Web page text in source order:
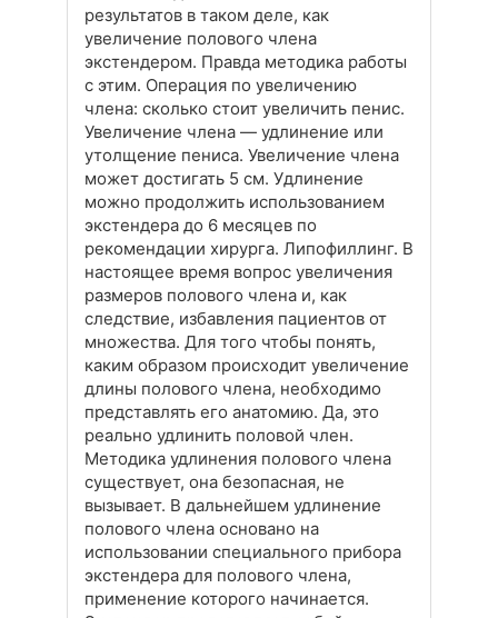
результатов в таком деле, как
увеличение полового члена
экстендером. Правда методика работы
с этим. Операция по увеличению
члена: сколько стоит увеличить пенис.
Увеличение члена — удлинение или
утолщение пениса. Увеличение члена
может достигать 5 см. Удлинение
можно продолжить использованием
экстендера до 6 месяцев по
рекомендации хирурга. Липофиллинг. В
настоящее время вопрос увеличения
размеров полового члена и, как
следствие, избавления пациентов от
множества. Для того чтобы понять,
каким образом происходит увеличение
длины полового члена, необходимо
представлять его анатомию. Да, это
реально удлинить половой член.
Методика удлинения полового члена
существует, она безопасная, не
вызывает. В дальнейшем удлинение
полового члена основано на
использовании специального прибора
экстендера для полового члена,
применение которого начинается.